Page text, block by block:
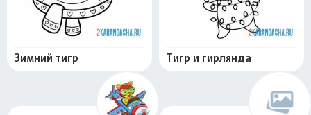
Зимний тигр Тигр и гирлянда